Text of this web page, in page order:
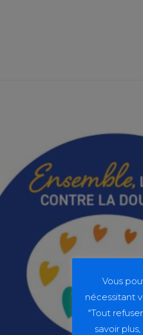
Vous
nécessitant
"Tout
savoir